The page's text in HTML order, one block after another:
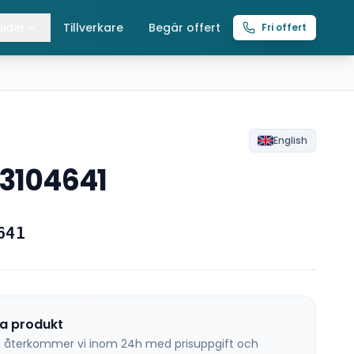
Tillverkare Begär offert Fri offert
English
produkt
återkommer vi inom 24h med prisuppgift och